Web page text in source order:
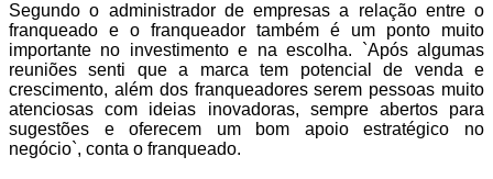
Segundo o administrador de empresas a relação entre o
franqueado e o franqueador também é um ponto muito
importante no investimento e na escolha. `Após algumas
reuniões senti que a marca tem potencial de venda e
crescimento, além dos franqueadores serem pessoas muito
atenciosas com ideias inovadoras, sempre abertos para
sugestões e oferecem um bom apoio estratégico no
negócio`, conta o franqueado.